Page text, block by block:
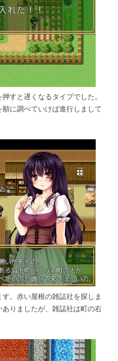
すと遅くなるタイプでした。
に調べていけば進行しまして
。赤い屋根の雑誌社を探しま
りましたが、雑誌社は町の右